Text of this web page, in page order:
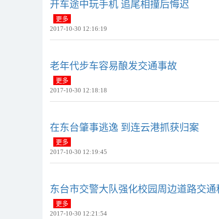
开车途中玩手机 追尾相撞后悔迟
更多
2017-10-30 12:16:19
​老年代步车容易酿发交通事故
更多
2017-10-30 12:18:18
​在东台肇事逃逸 到连云港抓获归案
更多
2017-10-30 12:19:45
东台市交警大队强化校园周边道路交通
更多
2017-10-30 12:21:54